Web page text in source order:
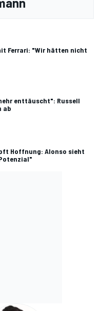
Ferrari: "Wir hätten nicht
enttäuscht": Russell
ab
Hoffnung: Alonso sieht